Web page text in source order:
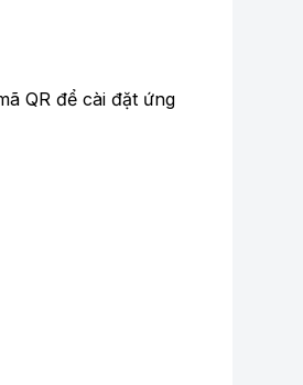
QR để cài đặt ứng